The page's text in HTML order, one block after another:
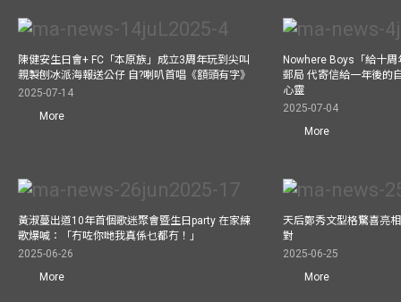
陳健安生日會+ FC「本原族」成立3周年玩到尖叫
親製刨冰派海報送公仔 自?喇叭首唱《額頭有字》
2025-07-14
More
Nowhere Boys「給十
郵局 代寄信給一年後的
心靈
2025-07-04
More
黃淑蔓出道10年首個歌迷聚會暨生日party 在家練
歌爆喊：「冇咗你哋我真係乜都冇！」
2025-06-26
More
天后鄭秀文型格驚喜亮
對
2025-06-25
More